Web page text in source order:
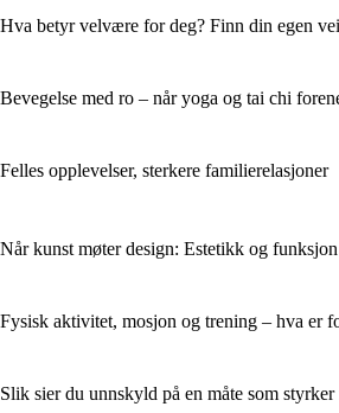
Hva betyr velvære for deg? Finn din egen
Bevegelse med ro – når yoga og tai chi
Felles opplevelser, sterkere familierelasjoner
Når kunst møter design: Estetikk og
Fysisk aktivitet, mosjon og trening – hva er
Slik sier du unnskyld på en måte som